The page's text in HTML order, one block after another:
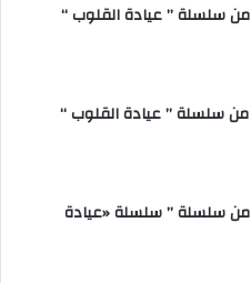
المقال رقم 5 من سلسلة ” سلسلة «عيادة